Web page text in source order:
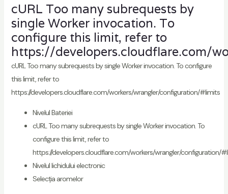
cURL Too many subrequests by
single Worker invocation. To
configure this limit, refer to
https://developers.cloudflare.com/
cURL Too many subrequests by single Worker invocation. To configure
this limit, refer to
https://developers.cloudflare.com/workers/wrangler/configuration/#limits
Nivelul Bateriei
cURL Too many subrequests by single Worker invocation. To
configure this limit, refer to
https://developers.cloudflare.com/workers/wrangler/configuration/
Nivelul lichidului electronic
Selecția aromelor